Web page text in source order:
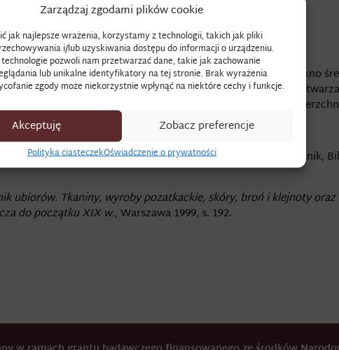
Zarządzaj zgodami plików cookie
jak najlepsze wrażenia, korzystamy z technologii, takich jak pliki
i/lub uzyskiwania dostępu do informacji o urządzeniu.
pozwoli nam przetwarzać dane, takie jak zachowanie
lub unikalne identyfikatory na tej stronie. Brak wyrażenia
zgody może niekorzystnie wpłynąć na niektóre cechy i funkcje.
Akceptuję Zobacz preferencje
Polityka ciasteczekOświadczenie o prywatności
TUZINKOWY
jakich wiele. W kontekście tkanin zaś „tuzinek”, to grube sukno
Mogło być w różnych kolorach oraz nakrapiane.
XVIII wieku. Przeznaczano je na pokrycia zimowych okryć
obłoczysty tuzinkowy”.
rzeczy i wydatków na różne domowe potrzeby
, Pamiętnik,
ubiorów. Tkaniny, wyroby pozatkackie, skóry, broń i klejnoty
do początku XIX w., Warszawa 1999, s. 192.